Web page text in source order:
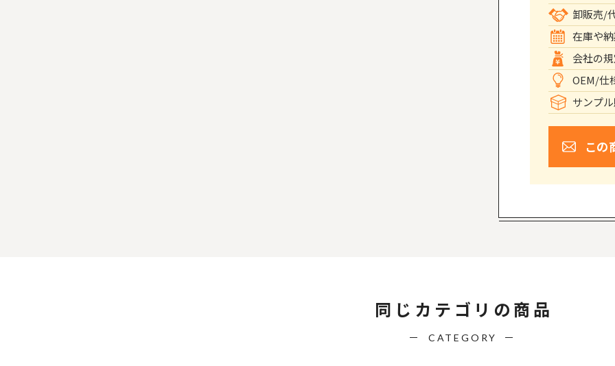
卸販売/
在庫や
会社の
OEM/仕
サンプ
この
同じカテゴリの商品
CATEGORY